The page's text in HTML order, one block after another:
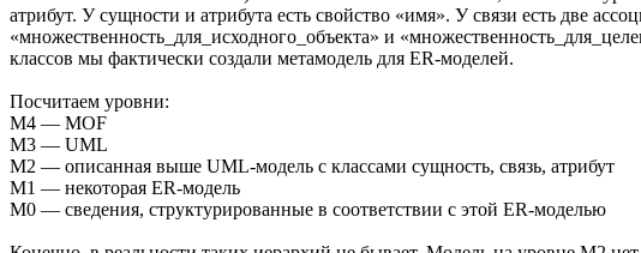
атрибут. У сущности и атрибута есть свойство «имя». У связи есть две
«множественность_для_исходного_объекта» и
классов мы фактически создали метамодель для ER-моделей.
Посчитаем уровни:
M4 — MOF
M3 — UML
M2 — описанная выше UML-модель с классами сущность, связь, атрибут
M1 — некоторая ER-модель
M0 — сведения, структурированные в соответствии с этой ER-моделью